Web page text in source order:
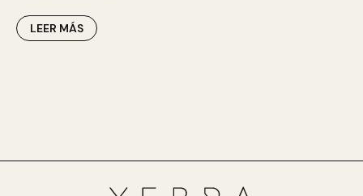
LEER MÁS